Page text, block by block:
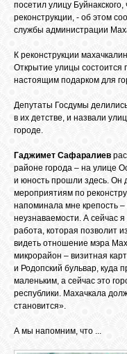
БИБЛИОТЕКА
ФОРУМ
ГОСТЕВАЯ
О САЙТЕ
ФОТО
ВИДЕО
МУЗЫКА
посетил улицу
реконструкции, - об этом
службы администрации
К реконструкции
Открытие улицы состоится
настоящим подарком для
Депутаты Госдумы
в их детстве, и назвали
городе.
Гаджимет Сафаралиев
районе города – на улице
и юность прошли здесь. Он
мероприятиям по
напоминала мне крепость
неузнаваемости. А сейчас
работа, которая позволит
видеть отношение мэра
микрорайон – визитная
и Родопский бульвар, куда
маленьким, а сейчас это
республики. Махачкала
становится».
А мы напомним, что ...